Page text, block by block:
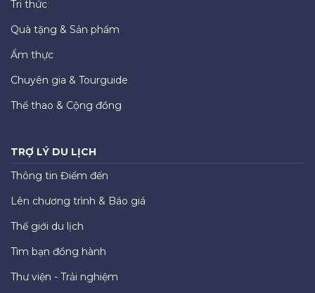
Tri thức
Quà tặng & Sản phẩm
Ẩm thực
Chuyên gia & Tourguide
Thể thao & Cộng đồng
TRỢ LÝ DU LỊCH
Thông tin Điểm đến
Lên chương trình & Báo giá
Thế giới du lịch
Tìm bạn đồng hành
Thư viện - Trải nghiệm